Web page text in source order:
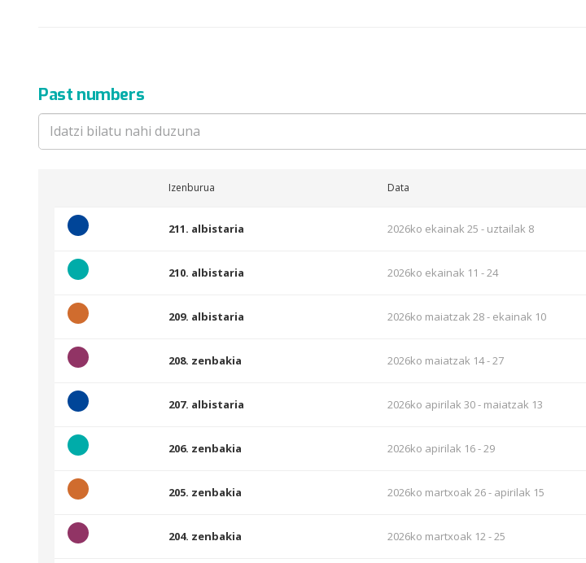
Past numbers
Izenburua Data
211. albistaria 2026ko ekainak 25 - uztailak 8
210. albistaria 2026ko ekainak 11 - 24
209. albistaria 2026ko maiatzak 28 - ekainak 10
208. zenbakia 2026ko maiatzak 14 - 27
207. albistaria 2026ko apirilak 30 - maiatzak 13
206. zenbakia 2026ko apirilak 16 - 29
205. zenbakia 2026ko martxoak 26 - apirilak 15
204. zenbakia 2026ko martxoak 12 - 25